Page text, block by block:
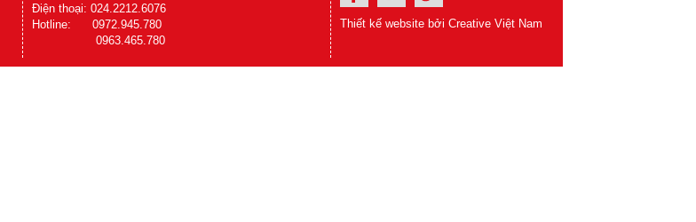
Điện thoại: 024.2212.6076
Hotline: 0972.945.780
0963.465.780
Thiết kế website bởi Creative Việt Nam